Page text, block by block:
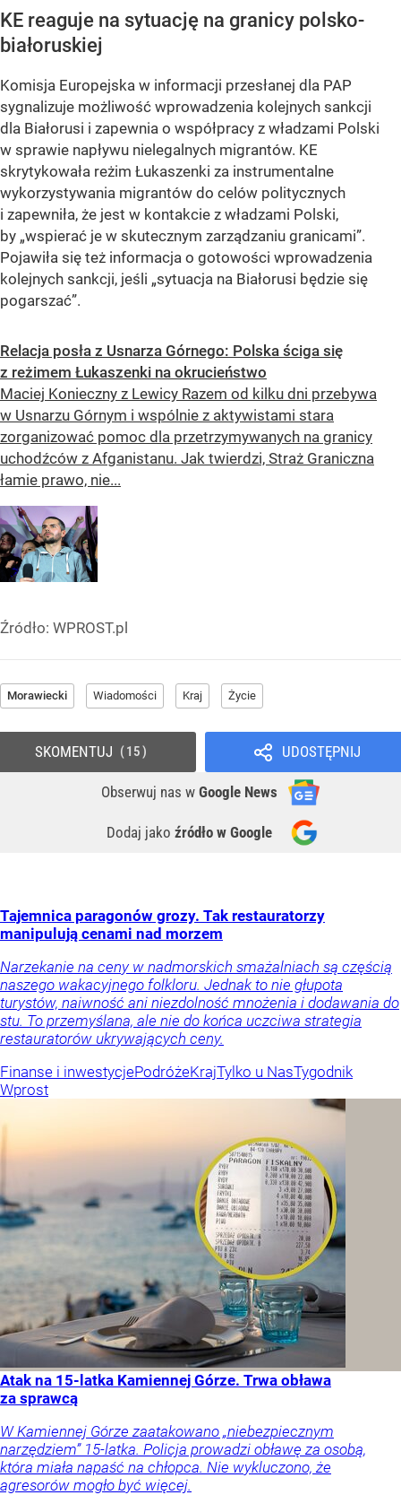
KE reaguje na sytuację na granicy polsko-
białoruskiej
Komisja Europejska w informacji przesłanej dla PAP
sygnalizuje możliwość wprowadzenia kolejnych sankcji
dla Białorusi i zapewnia o współpracy z władzami Polski
w sprawie napływu nielegalnych migrantów. KE
skrytykowała reżim Łukaszenki za instrumentalne
wykorzystywania migrantów do celów politycznych
i zapewniła, że jest w kontakcie z władzami Polski,
by „wspierać je w skutecznym zarządzaniu granicami”.
Pojawiła się też informacja o gotowości wprowadzenia
kolejnych sankcji, jeśli „sytuacja na Białorusi będzie się
pogarszać”.
Relacja posła z Usnarza Górnego: Polska ściga się
z reżimem Łukaszenki na okrucieństwo
Maciej Konieczny z Lewicy Razem od kilku dni przebywa
w Usnarzu Górnym i wspólnie z aktywistami stara
zorganizować pomoc dla przetrzymywanych na granicy
uchodźców z Afganistanu. Jak twierdzi, Straż Graniczna
łamie prawo, nie...
Źródło: WPROST.pl
Morawiecki Wiadomości Kraj Życie
UDOSTĘPNIJ
Obserwuj nas w Google News
Dodaj jako źródło w Google
SKOMENTUJ 15
Tajemnica paragonów grozy. Tak restauratorzy
manipulują cenami nad morzem
Narzekanie na ceny w nadmorskich smażalniach są częścią
naszego wakacyjnego folkloru. Jednak to nie głupota
turystów, naiwność ani niezdolność mnożenia i dodawania do
stu. To przemyślana, ale nie do końca uczciwa strategia
restauratorów ukrywających ceny.
Finanse i inwestycjePodróżeKrajTylko u NasTygodnik
Wprost
Atak na 15-latka Kamiennej Górze. Trwa obława
za sprawcą
W Kamiennej Górze zaatakowano „niebezpiecznym
narzędziem” 15-latka. Policja prowadzi obławę za osobą,
która miała napaść na chłopca. Nie wykluczono, że
agresorów mogło być więcej.